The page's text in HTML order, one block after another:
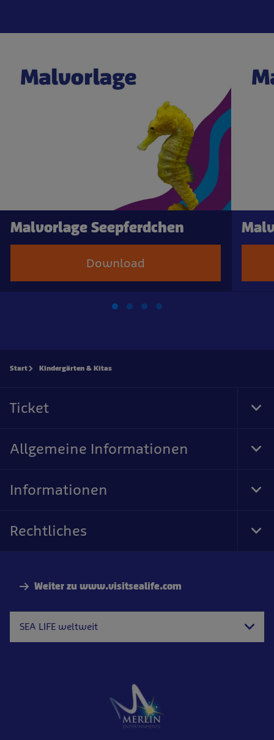
Malvorlage Seepferdchen
Download
Weiter zu www.visitsealife.com
SEA LIFE weltweit
Start Kindergärten & Kitas
Ticket
Allgemeine Informationen
Informationen
Rechtliches